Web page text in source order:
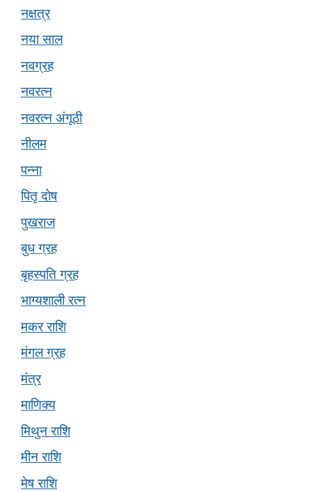
नक्षत्र
नया साल
नवग्रह
नवरत्न
नवरत्न अंगूठी
नीलम
पन्ना
पितृ दोष
पुखराज
बुध ग्रह
बृहस्पति ग्रह
भाग्यशाली रत्न
मकर राशि
मंगल ग्रह
मंत्र
माणिक्य
मिथुन राशि
मीन राशि
मेष राशि